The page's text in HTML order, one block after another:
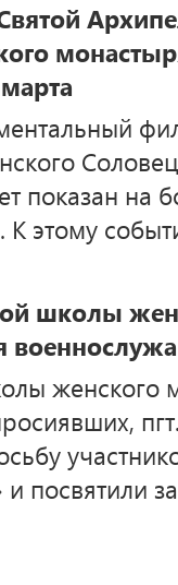
показан на
К этому
школы
женского
посвятили